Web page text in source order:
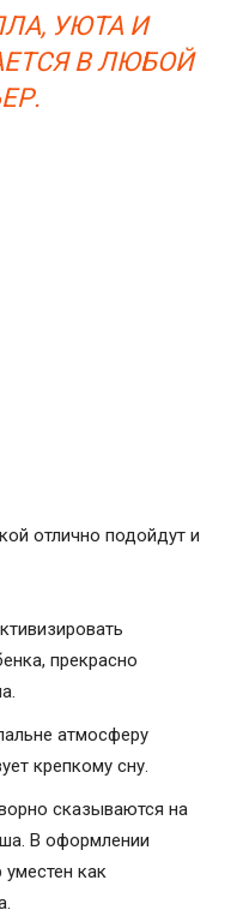
УЮТА И
В ЛЮБОЙ
отлично подойдут и
прекрасно
атмосферу
крепкому сну.
сказываются на
В оформлении
как